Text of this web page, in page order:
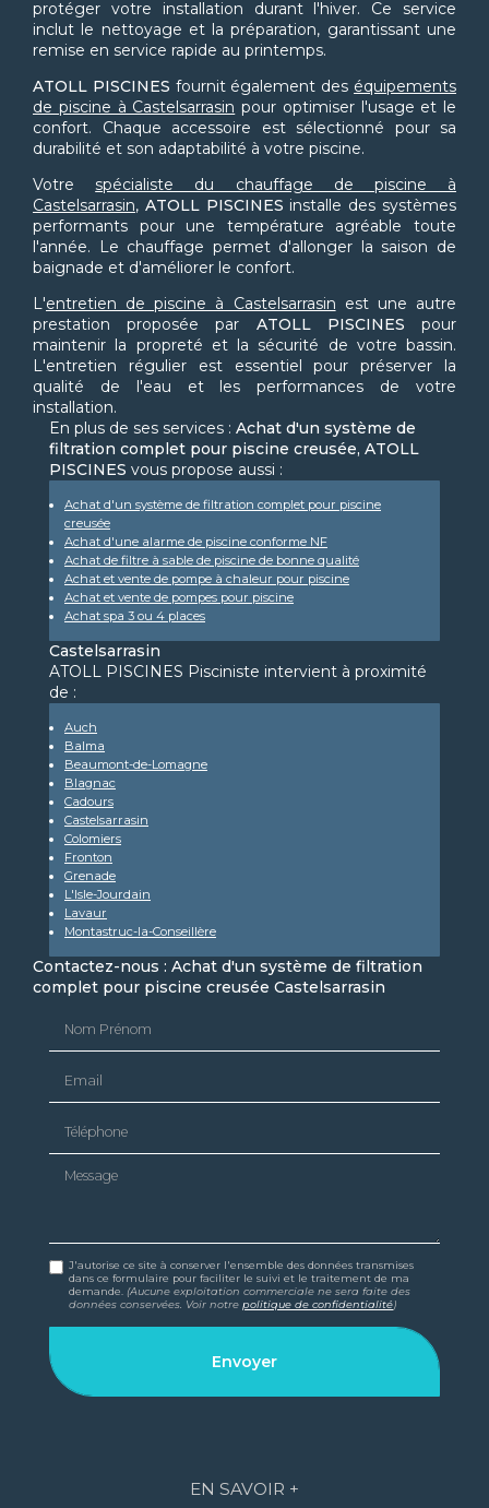
protéger votre installation durant l'hiver. Ce service
inclut le nettoyage et la préparation, garantissant une
remise en service rapide au printemps.
ATOLL PISCINES fournit également des équipements
de piscine à Castelsarrasin pour optimiser l'usage et le
confort. Chaque accessoire est sélectionné pour sa
durabilité et son adaptabilité à votre piscine.
Votre spécialiste du chauffage de piscine à
Castelsarrasin, ATOLL PISCINES installe des systèmes
performants pour une température agréable toute
l'année. Le chauffage permet d'allonger la saison de
baignade et d'améliorer le confort.
L'entretien de piscine à Castelsarrasin est une autre
prestation proposée par ATOLL PISCINES pour
maintenir la propreté et la sécurité de votre bassin.
L'entretien régulier est essentiel pour préserver la
qualité de l'eau et les performances de votre
installation.
En plus de ses services : Achat d'un système de
filtration complet pour piscine creusée, ATOLL
PISCINES vous propose aussi :
Achat d'un système de filtration complet pour piscine
creusée
Achat d'une alarme de piscine conforme NF
Achat de filtre à sable de piscine de bonne qualité
Achat et vente de pompe à chaleur pour piscine
Achat et vente de pompes pour piscine
Achat spa 3 ou 4 places
Castelsarrasin
ATOLL PISCINES Pisciniste intervient à proximité
de :
Auch
Balma
Beaumont-de-Lomagne
Blagnac
Cadours
Castelsarrasin
Colomiers
Fronton
Grenade
L'Isle-Jourdain
Lavaur
Montastruc-la-Conseillère
Contactez-nous : Achat d'un système de filtration
complet pour piscine creusée Castelsarrasin
Message
J'autorise ce site à conserver l'ensemble des données transmises
dans ce formulaire pour faciliter le suivi et le traitement de ma
demande. (Aucune exploitation commerciale ne sera faite des
données conservées. Voir notrepolitique de confidentialité)
EN SAVOIR +